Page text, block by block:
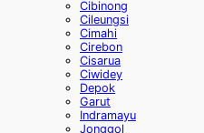
Cibinong
Cileungsi
Cimahi
Cirebon
Cisarua
Ciwidey
Depok
Garut
Indramayu
Jonggol